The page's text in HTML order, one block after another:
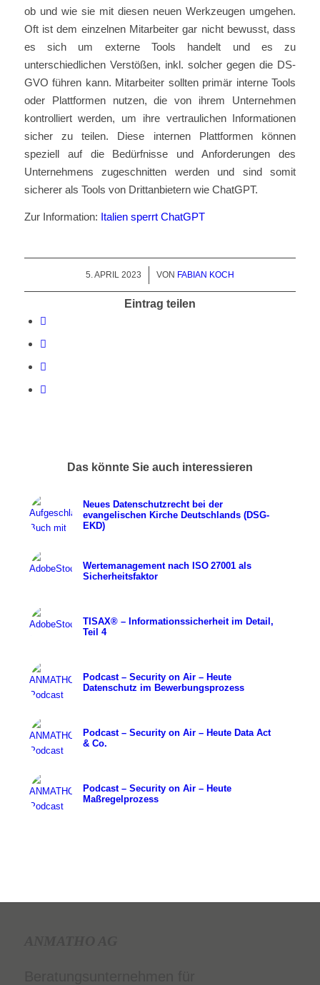
ob und wie sie mit diesen neuen Werkzeugen umgehen.
Oft ist dem einzelnen Mitarbeiter gar nicht bewusst, dass
es sich um externe Tools handelt und es zu
unterschiedlichen Verstößen, inkl. solcher gegen die DS-
GVO führen kann. Mitarbeiter sollten primär interne Tools
oder Plattformen nutzen, die von ihrem Unternehmen
kontrolliert werden, um ihre vertraulichen Informationen
sicher zu teilen. Diese internen Plattformen können
speziell auf die Bedürfnisse und Anforderungen des
Unternehmens zugeschnitten werden und sind somit
sicherer als Tools von Drittanbietern wie ChatGPT.
Zur Information: Italien sperrt ChatGPT
5. APRIL 2023
/ VON FABIAN KOCH
Eintrag teilen
Das könnte Sie auch interessieren
Neues Datenschutzrecht bei der
evangelischen Kirche Deutschlands (DSG-
EKD)
Wertemanagement nach ISO 27001 als
Sicherheitsfaktor
TISAX® – Informationssicherheit im Detail,
Teil 4
Podcast – Security on Air – Heute
Datenschutz im Bewerbungsprozess
Podcast – Security on Air – Heute Data Act
& Co.
Podcast – Security on Air – Heute
Maßregelprozess